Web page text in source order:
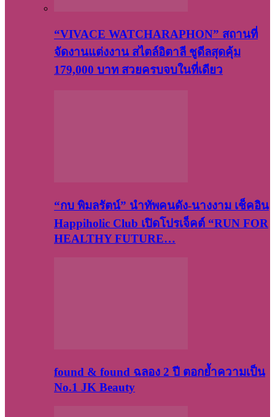
“VIVACE WATCHARAPHON” สถานที่
จัดงานแต่งงาน สไตล์อิตาลี ชูดีลสุดคุ้ม
179,000 บาท สวยครบจบในที่เดียว
“กบ พิมลรัตน์” นำทัพคนดัง-นางงาม เช็คอิน
Happiholic Club เปิดโปรเจ็คต์ “RUN FOR
HEALTHY FUTURE…
found & found ฉลอง 2 ปี ตอกย้ำความเป็น
No.1 JK Beauty